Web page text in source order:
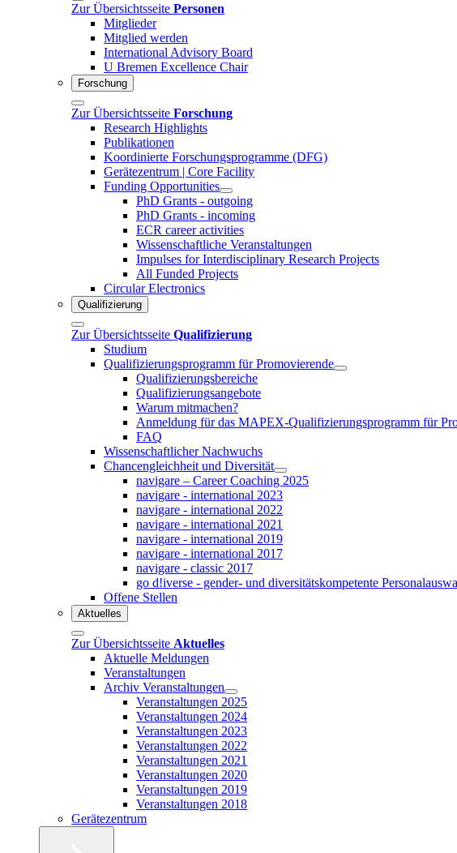
Zur Übersichtsseite Personen
Mitglieder
Mitglied werden
International Advisory Board
U Bremen Excellence Chair
Forschung
Zur Übersichtsseite Forschung
Research Highlights
Publikationen
Koordinierte Forschungsprogramme (DFG)
Gerätezentrum | Core Facility
Funding Opportunities
PhD Grants - outgoing
PhD Grants - incoming
ECR career activities
Wissenschaftliche Veranstaltungen
Impulses for Interdisciplinary Research Projects
All Funded Projects
Circular Electronics
Qualifizierung
Zur Übersichtsseite Qualifizierung
Studium
Qualifizierungsprogramm für Promovierende
Qualifizierungsbereiche
Qualifizierungsangebote
Warum mitmachen?
Anmeldung für das MAPEX-Qualifizierungsprogramm für
FAQ
Wissenschaftlicher Nachwuchs
Chancengleichheit und Diversität
navigare – Career Coaching 2025
navigare - international 2023
navigare - international 2022
navigare - international 2021
navigare - international 2019
navigare - international 2017
navigare - classic 2017
go d!iverse - gender- und diversitätskompetente
Offene Stellen
Aktuelles
Zur Übersichtsseite Aktuelles
Aktuelle Meldungen
Veranstaltungen
Archiv Veranstaltungen
Veranstaltungen 2025
Veranstaltungen 2024
Veranstaltungen 2023
Veranstaltungen 2022
Veranstaltungen 2021
Veranstaltungen 2020
Veranstaltungen 2019
Veranstaltungen 2018
Gerätezentrum